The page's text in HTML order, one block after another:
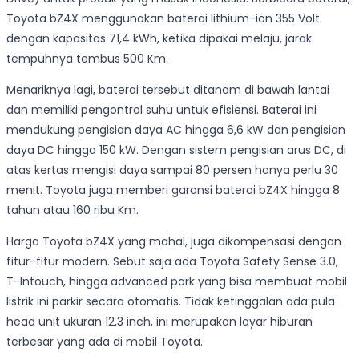
Toyota bZ4X menggunakan baterai lithium-ion 355 Volt
dengan kapasitas 71,4 kWh, ketika dipakai melaju, jarak
tempuhnya tembus 500 Km.
Menariknya lagi, baterai tersebut ditanam di bawah lantai
dan memiliki pengontrol suhu untuk efisiensi. Baterai ini
mendukung pengisian daya AC hingga 6,6 kW dan pengisian
daya DC hingga 150 kW. Dengan sistem pengisian arus DC, di
atas kertas mengisi daya sampai 80 persen hanya perlu 30
menit. Toyota juga memberi garansi baterai bZ4X hingga 8
tahun atau 160 ribu Km.
Harga Toyota bZ4X yang mahal, juga dikompensasi dengan
fitur-fitur modern. Sebut saja ada Toyota Safety Sense 3.0,
T-Intouch, hingga advanced park yang bisa membuat mobil
listrik ini parkir secara otomatis. Tidak ketinggalan ada pula
head unit ukuran 12,3 inch, ini merupakan layar hiburan
terbesar yang ada di mobil Toyota.